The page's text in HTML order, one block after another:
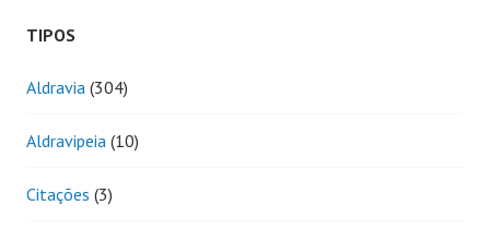
TIPOS
Aldravia (304)
Aldravipeia (10)
Citações (3)